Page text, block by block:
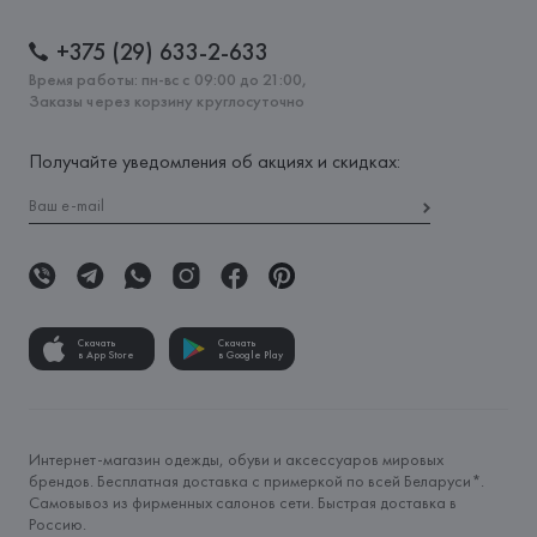
+375 (29) 633-2-633
Время работы: пн-вс с 09:00 до 21:00,
Заказы через корзину круглосуточно
Получайте уведомления об акциях и скидках:
Скачать
в App Store
Скачать
в Google Play
Интернет-магазин одежды, обуви и аксессуаров мировых
брендов. Бесплатная доставка с примеркой по всей Беларуси*.
Самовывоз из фирменных салонов сети. Быстрая доставка в
Россию.